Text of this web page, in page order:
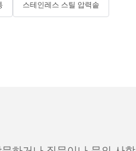
스테인레스 스틸 압력솥